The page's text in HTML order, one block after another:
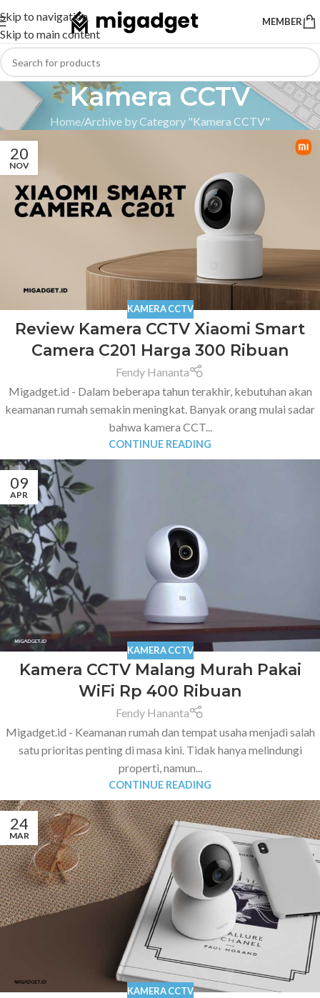
Skip to navigation
Skip to main content
MEMBER
Kamera CCTV
Home Archive by Category "Kamera CCTV"
20
NOV
KAMERA CCTV
Review Kamera CCTV Xiaomi Smart
Camera C201 Harga 300 Ribuan
Fendy Hananta
Migadget.id - Dalam beberapa tahun terakhir, kebutuhan akan
keamanan rumah semakin meningkat. Banyak orang mulai sadar
bahwa kamera CCT...
CONTINUE READING
09
APR
KAMERA CCTV
Kamera CCTV Malang Murah Pakai
WiFi Rp 400 Ribuan
Fendy Hananta
Migadget.id - Keamanan rumah dan tempat usaha menjadi salah
satu prioritas penting di masa kini. Tidak hanya melindungi
properti, namun...
CONTINUE READING
24
MAR
KAMERA CCTV